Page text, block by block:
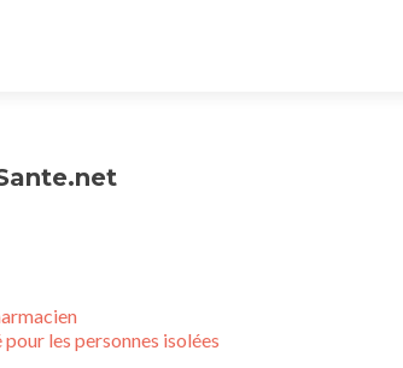
pour les personnes isolées